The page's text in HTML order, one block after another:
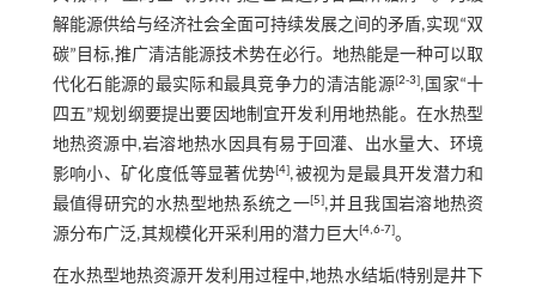
解能源供给与经济社会全面可持续发展之间的矛盾,实现“双
碳”目标,推广清洁能源技术势在必行。地热能是一种可以取
代化石能源的最实际和最具竞争力的清洁能源[2-3],国家“十
四五”规划纲要提出要因地制宜开发利用地热能。在水热型
地热资源中,岩溶地热水因具有易于回灌、出水量大、环境
影响小、矿化度低等显著优势[4],被视为是最具开发潜力和
最值得研究的水热型地热系统之一[5],并且我国岩溶地热资
源分布广泛,其规模化开采利用的潜力巨大[4,6-7]。
在水热型地热资源开发利用过程中,地热水结垢(特别是井下